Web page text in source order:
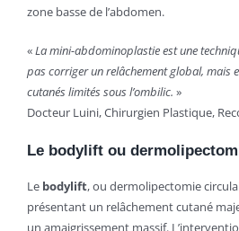
zone basse de l’abdomen.
«La mini-abdominoplastie est une
pas corriger un relâchement global, mais
cutanés limités sous l’ombilic. »
Docteur Luini, Chirurgien Plastique,
Le bodylift ou
Le bodylift, ou dermolipectomie
présentant un relâchement cutané
un amaigrissement massif.